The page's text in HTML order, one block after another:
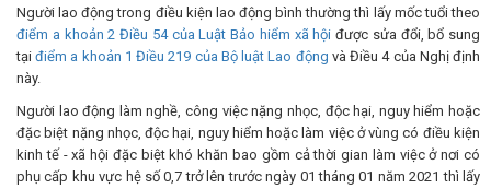
Người lao động trong điều kiện lao động bình thường thì lấy mốc tuổi theo
điểm a khoản 2 Điều 54 của Luật Bảo hiểm xã hội được sửa đổi, bổ sung
tạiđiểm a khoản 1 Điều 219 của Bộ luật Lao động và Điều 4 của Nghị định
này.
Người lao động làm nghề, công việc nặng nhọc, độc hại, nguy hiểm hoặc
đặc biệt nặng nhọc, độc hại, nguy hiểm hoặc làm việc ở vùng có điều kiện
kinh tế - xã hội đặc biệt khó khăn bao gồm cả thời gian làm việc ở nơi có
phụ cấp khu vực hệ số 0,7 trở lên trước ngày 01 tháng 01 năm 2021 thì lấy